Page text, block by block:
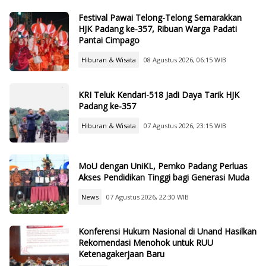
Festival Pawai Telong-Telong Semarakkan
HJK Padang ke-357, Ribuan Warga Padati
Pantai Cimpago
Hiburan & Wisata 08 Agustus 2026, 06:15 WIB
KRI Teluk Kendari-518 Jadi Daya Tarik HJK
Padang ke-357
Hiburan & Wisata 07 Agustus 2026, 23:15 WIB
MoU dengan UniKL, Pemko Padang Perluas
Akses Pendidikan Tinggi bagi Generasi Muda
News 07 Agustus 2026, 22:30 WIB
Konferensi Hukum Nasional di Unand Hasilkan
Rekomendasi Menohok untuk RUU
Ketenagakerjaan Baru